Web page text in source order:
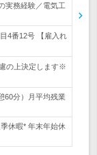
実務経験／電気工
4番12号 【雇入れ
の上決定します※
60分）月平均残業
休暇* 年末年始休